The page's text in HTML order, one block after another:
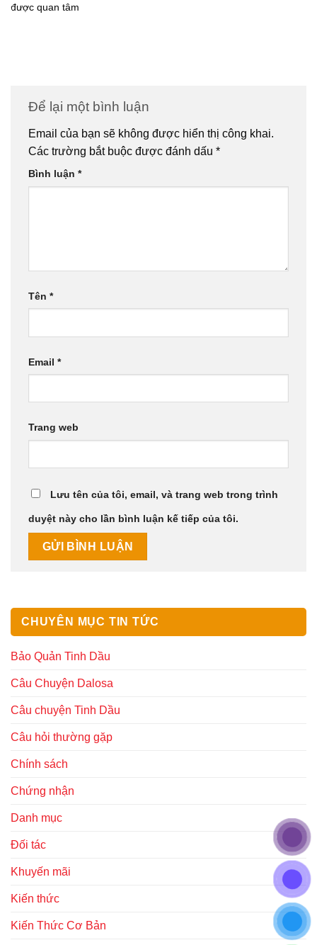
được quan tâm
Để lại một bình luận
Email của bạn sẽ không được hiển thị công khai.
Các trường bắt buộc được đánh dấu *
Bình luận *
Tên *
Email *
Trang web
Lưu tên của tôi, email, và trang web trong trình
duyệt này cho lần bình luận kế tiếp của tôi.
CHUYÊN MỤC TIN TỨC
Bảo Quản Tinh Dầu
Câu Chuyện Dalosa
Câu chuyện Tinh Dầu
Câu hỏi thường gặp
Chính sách
Chứng nhận
Danh mục
Đối tác
Khuyến mãi
Kiến thức
Kiến Thức Cơ Bản